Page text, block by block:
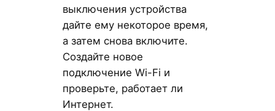
выключения устройства
дайте ему некоторое время,
а затем снова включите.
Создайте новое
подключение Wi-Fi и
проверьте, работает ли
Интернет.